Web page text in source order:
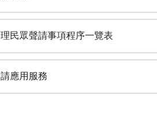
民眾聲請事項程序一覽表
應用服務